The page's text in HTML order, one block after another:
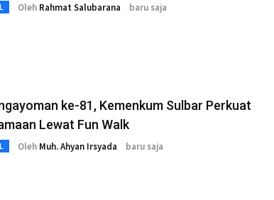
Oleh Rahmat Salubarana baru saja
ke-81, Kemenkum Sulbar Perkuat
Lewat Fun Walk
Oleh Muh. Ahyan Irsyada baru saja